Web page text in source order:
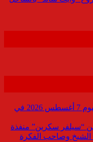
أسعار العملات الأجنبية والعربية اليوم 7 أغسطس 2026 في
“سيلفر سكرين” منفذة
الشيخ وصاحب الفكرة